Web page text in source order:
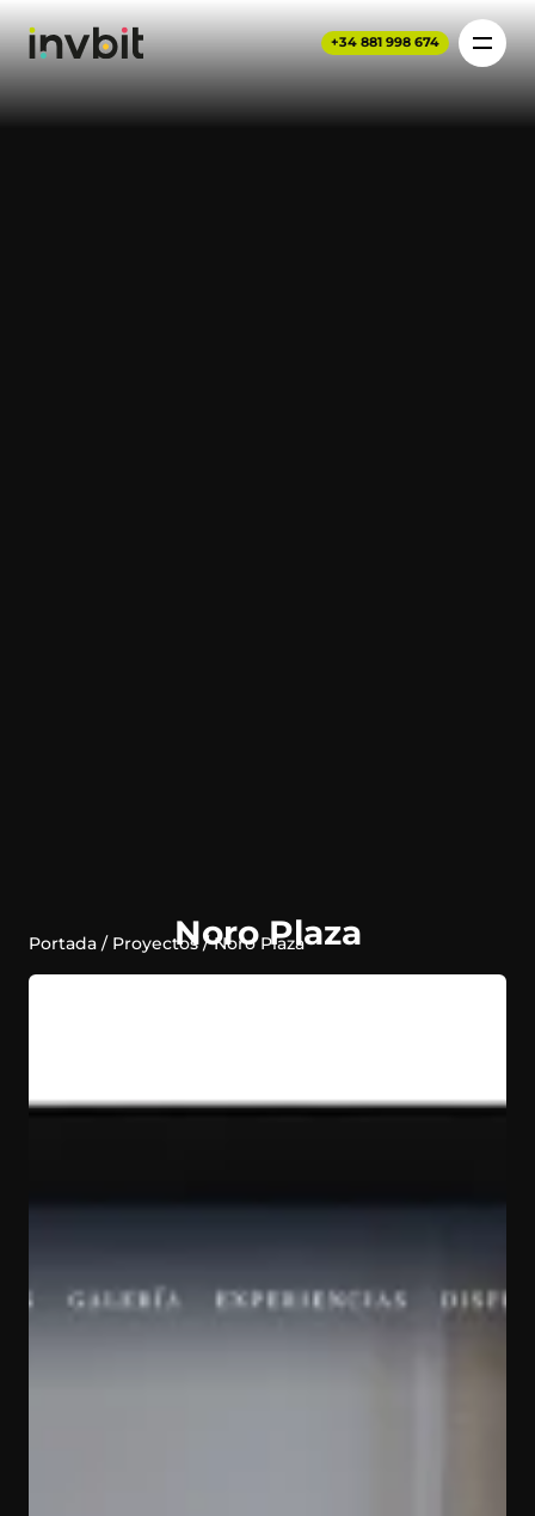
+34 881 998 674
Portada / Proyectos /Noro Plaza
Noro Plaza